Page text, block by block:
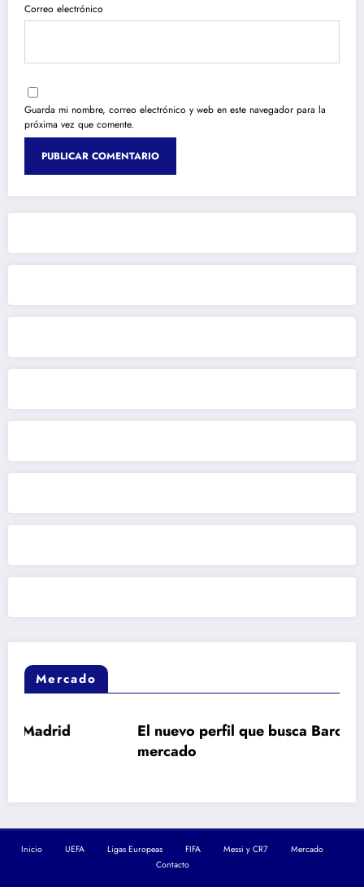
Correo electrónico
Guarda mi nombre, correo electrónico y web en este navegador para la
próxima vez que comente.
Mercado
El nuevo perfil que busca Barcelona en el
Inicio UEFA Ligas Europeas FIFA Messi y CR7
Mercado
Contacto